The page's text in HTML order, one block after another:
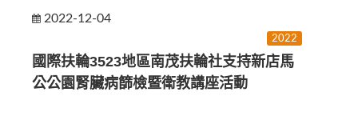
2022-12-04
2022
國際扶輪3523地區南茂扶輪社支持新店馬
公公園腎臟病篩檢暨衛教講座活動